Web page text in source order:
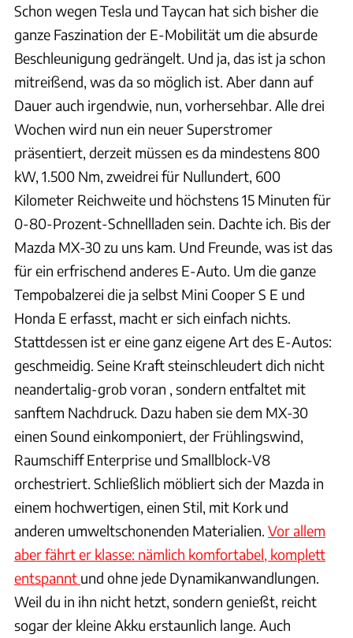
Schon wegen Tesla und Taycan hat sich bisher die
ganze Faszination der E-Mobilität um die absurde
Beschleunigung gedrängelt. Und ja, das ist ja schon
mitreißend, was da so möglich ist. Aber dann auf
Dauer auch irgendwie, nun, vorhersehbar. Alle drei
Wochen wird nun ein neuer Superstromer
präsentiert, derzeit müssen es da mindestens 800
kW, 1.500 Nm, zweidrei für Nullundert, 600
Kilometer Reichweite und höchstens 15 Minuten für
0-80-Prozent-Schnellladen sein. Dachte ich. Bis der
Mazda MX-30 zu uns kam. Und Freunde, was ist das
für ein erfrischend anderes E-Auto. Um die ganze
Tempobalzerei die ja selbst Mini Cooper S E und
Honda E erfasst, macht er sich einfach nichts.
Stattdessen ist er eine ganz eigene Art des E-Autos:
geschmeidig. Seine Kraft steinschleudert dich nicht
neandertalig-grob voran , sondern entfaltet mit
sanftem Nachdruck. Dazu haben sie dem MX-30
einen Sound einkomponiert, der Frühlingswind,
Raumschiff Enterprise und Smallblock-V8
orchestriert. Schließlich möbliert sich der Mazda in
einem hochwertigen, einen Stil, mit Kork und
anderen umweltschonenden Materialien. Vor allem
aber fährt er klasse: nämlich komfortabel, komplett
entspannt und ohne jede Dynamikanwandlungen.
Weil du in ihn nicht hetzt, sondern genießt, reicht
sogar der kleine Akku erstaunlich lange. Auch